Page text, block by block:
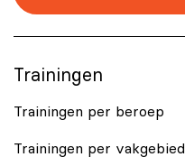
Trainingen
Trainingen per beroep
Trainingen per vakgebied